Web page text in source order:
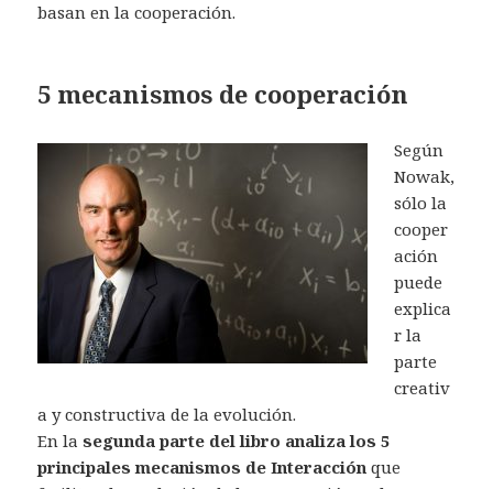
basan en la cooperación.
5 mecanismos de cooperación
Según
Nowak,
sólo la
cooper
ación
puede
explica
r la
parte
creativ
a y constructiva de la evolución.
En lasegunda parte del libro analiza los 5
principales mecanismos de Interacción que